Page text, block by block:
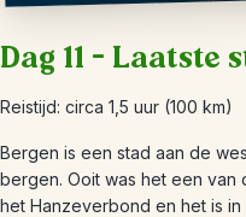
Dag 11 – Laatste
Reistijd: circa 1,5 uur (100 km)
Bergen is een stad aan de
bergen. Ooit was het een van
het Hanzeverbond en het is